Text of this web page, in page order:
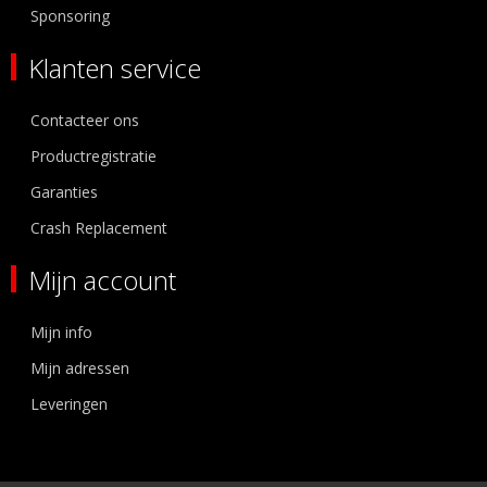
Sponsoring
Klanten service
Contacteer ons
Productregistratie
Garanties
Crash Replacement
Mijn account
Mijn info
Mijn adressen
Leveringen